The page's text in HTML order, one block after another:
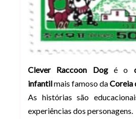
Clever Raccoon Dogé o
infantilmais famoso daCoreia
As histórias são
experiências dos personagens.